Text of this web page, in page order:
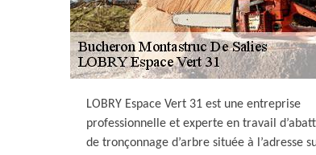
LOBRY Espace Vert 31 est une entreprise
professionnelle et experte en travail
de tronçonnage d’arbre située à l’adresse